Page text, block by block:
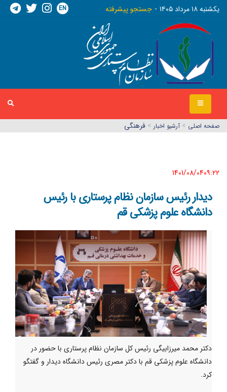
يکشنبه ١٨ مرداد ١٤٠٥ جستجو پیشرفته EN
صفحه اصلي > آرشیو اخبار > فرهنگی
1401/08/04٠٩:٢٢
دیدار رئیس سازمان نظام پرستاری با رئیس
دانشگاه علوم پزشکی قم
دکتر محمد میرزابیگی رئیس کل سازمان نظام پرستاری با حضور در
دانشگاه علوم پزشکی قم با دکتر مصری رئیس دانشگاه دیدار و گفتگو
کرد.